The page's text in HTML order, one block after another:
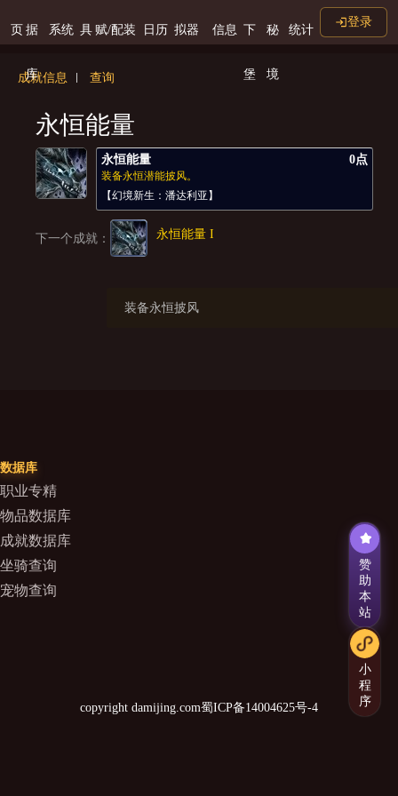
页 据
库
系统 具 赋/配装 日历 拟器 信息 下
堡
秘
境
统计
登录
成就信息 查询
永恒能量
永恒能量 0点
装备永恒潜能披风。
【幻境新生：潘达利亚】
下一个成就： 永恒能量 I
装备永恒披风
数据库
职业专精
物品数据库
成就数据库
坐骑查询
宠物查询
copyright damijing.com蜀ICP备14004625号-4
赞
助
本
站
小
程
序